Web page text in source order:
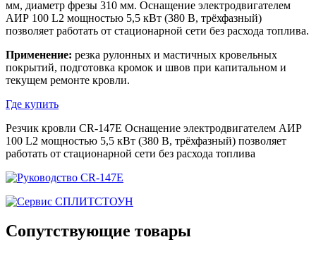
мм, диаметр фрезы 310 мм. Оснащение электродвигателем
АИР 100 L2 мощностью 5,5 кВт (380 В, трёхфазный)
позволяет работать от стационарной сети без расхода топлива.
Применение: резка рулонных и мастичных кровельных
покрытий, подготовка кромок и швов при капитальном и
текущем ремонте кровли.
Где купить
Резчик кровли CR-147E Оснащение электродвигателем АИР
100 L2 мощностью 5,5 кВт (380 В, трёхфазный) позволяет
работать от стационарной сети без расхода топлива
Сопутствующие товары